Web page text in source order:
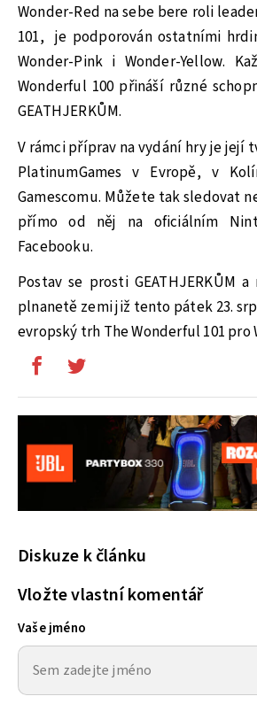
Wonder-Red na sebe bere roli
101, je podporován ostatními
Wonder-Pink i Wonder-Yellow.
Wonderful 100 přináší různé
GEATHJERKŮM.
V rámci příprav na vydání hry je její
PlatinumGames v Evropě, v
Gamescomu. Můžete tak sledovat
přímo od něj na oficiálním
Facebooku.
Postav se prosti GEATHJERKŮM
plnanetě zemi již tento pátek 23.
evropský trh The Wonderful 101 pro
Diskuze k článku
Vložte vlastní komentář
Vaše jméno